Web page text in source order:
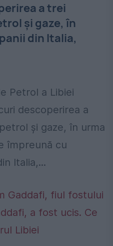
a trei
și gaze, în
din Italia,
Petrol a Libiei
descoperirea a
și gaze, în urma
împreună cu
Italia,...